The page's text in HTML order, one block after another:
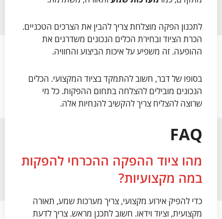
לתכנון הפקה מוצלחת צריך להבין את הצרכים הטכניים.
הכרת הציוד ובחירת הכלים הנכונים משדרגים את
ההופעה. זה משפיע על איכות הביצוע והחוויה.
בסופו של דבר, חשוב להתמקד בציוד המקצועי. הכלים
הנכונים מובילים להצלחה בתחום ההפקות. כל מי
שרוצה להצליח צריך להקשיב להנחיות אלה.
FAQ
מהו ציוד ההפקה ההכרחי להפקות
במה מקצועיות?
כדי להפיק אירוע מקצועי, צריך מערכות שמע, תאורה
מקצועית, וציוד וידאו. חשוב לתכנן מראש. צריך לדעת